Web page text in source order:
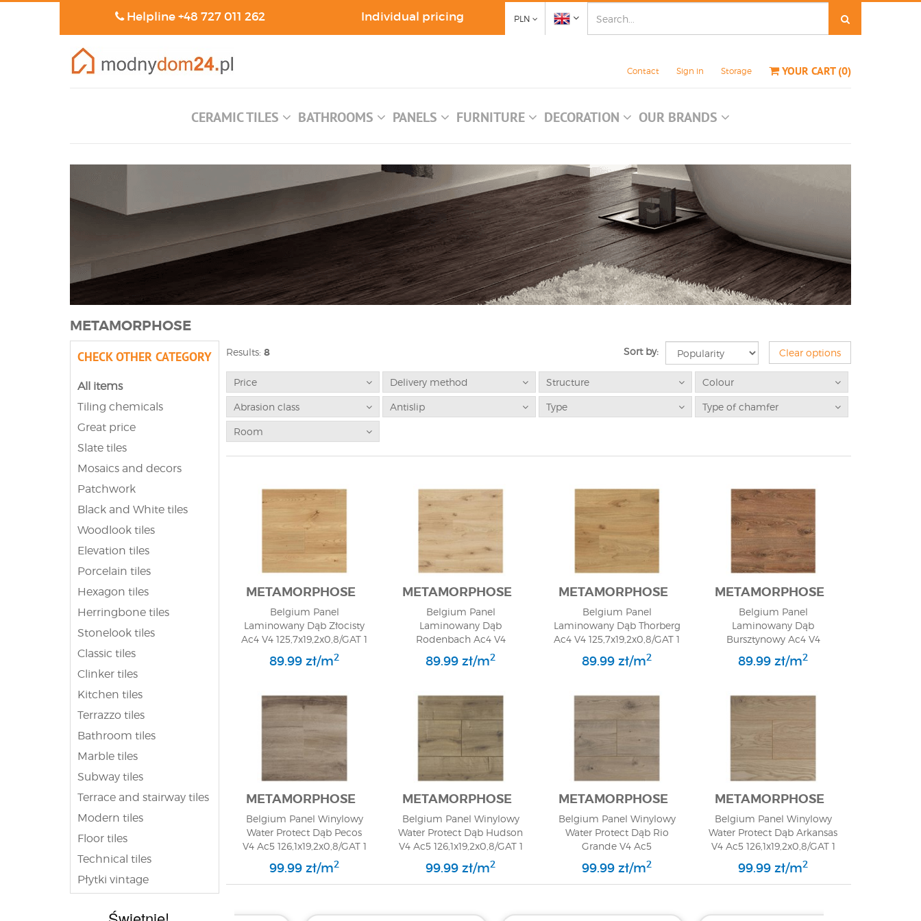
Helpline+48 727 011 262 Individual pricing PLN
Contact Sign in Storage YOUR CART(0)
CERAMIC TILES BATHROOMS PANELS FURNITURE DECORATION OUR BRANDS
METAMORPHOSE
CHECK OTHER CATEGORY
All items
Tiling chemicals
Great price
Slate tiles
Mosaics and decors
Patchwork
Black and White tiles
Woodlook tiles
Elevation tiles
Porcelain tiles
Hexagon tiles
Herringbone tiles
Stonelook tiles
Classic tiles
Clinker tiles
Kitchen tiles
Terrazzo tiles
Bathroom tiles
Marble tiles
Subway tiles
Terrace and stairway tiles
Modern tiles
Floor tiles
Technical tiles
Płytki vintage
Results: 8 Clear options
Sort by:
Price Delivery method Structure Colour
Abrasion class Antislip Type Type of chamfer
Room
METAMORPHOSE
Belgium Panel
Laminowany Dąb Złocisty
Ac4 V4 125,7x19,2x0,8/GAT 1
89.99 zł/m2
METAMORPHOSE
Belgium Panel
Laminowany Dąb
Rodenbach Ac4 V4
125,7x19,2x0,8/GAT 1
89.99 zł/m2
METAMORPHOSE
Belgium Panel
Laminowany Dąb Thorberg
Ac4 V4 125,7x19,2x0,8/GAT 1
89.99 zł/m2
METAMORPHOSE
Belgium Panel
Laminowany Dąb
Bursztynowy Ac4 V4
125,7x19,2x0,8/GAT 1
89.99 zł/m2
METAMORPHOSE
Belgium Panel Winylowy
Water Protect Dąb Pecos
V4 Ac5 126,1x19,2x0,8/GAT 1
99.99 zł/m2
METAMORPHOSE
Belgium Panel Winylowy
Water Protect Dąb Hudson
V4 Ac5 126,1x19,2x0,8/GAT 1
99.99 zł/m2
METAMORPHOSE
Belgium Panel Winylowy
Water Protect Dąb Rio
Grande V4 Ac5
126,1x19,2x0,8/GAT 1
99.99 zł/m2
METAMORPHOSE
Belgium Panel Winylowy
Water Protect Dąb Arkansas
V4 Ac5 126,1x19,2x0,8/GAT 1
99.99 zł/m2